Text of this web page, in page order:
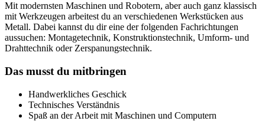
Mit modernsten Maschinen und Robotern, aber auch ganz klassisch
mit Werkzeugen arbeitest du an verschiedenen Werkstücken aus
Metall. Dabei kannst du dir eine der folgenden Fachrichtungen
aussuchen: Montagetechnik, Konstruktionstechnik, Umform- und
Drahttechnik oder Zerspanungstechnik.
Das musst du mitbringen
Handwerkliches Geschick
Technisches Verständnis
Spaß an der Arbeit mit Maschinen und Computern